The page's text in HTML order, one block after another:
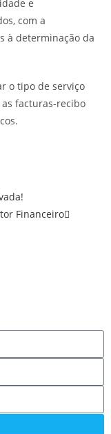
e
com a
à determinação da
o tipo de serviço
facturas-recibo
Financeiro